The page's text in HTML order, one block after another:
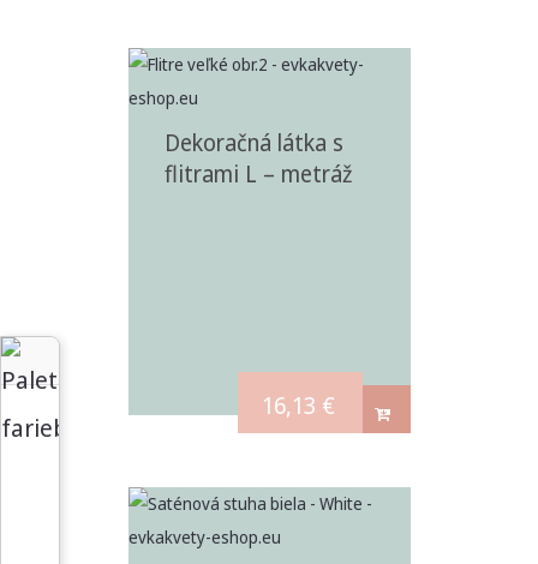
Dekoračná látka s
flitrami L – metráž
16,13 €